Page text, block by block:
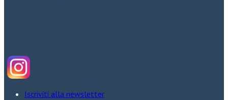
Iscriviti alla newsletter